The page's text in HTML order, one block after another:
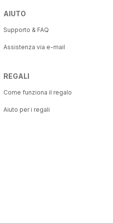
AIUTO
Supporto & FAQ
Assistenza via e-mail
REGALI
Come funziona il regalo
Aiuto per i regali